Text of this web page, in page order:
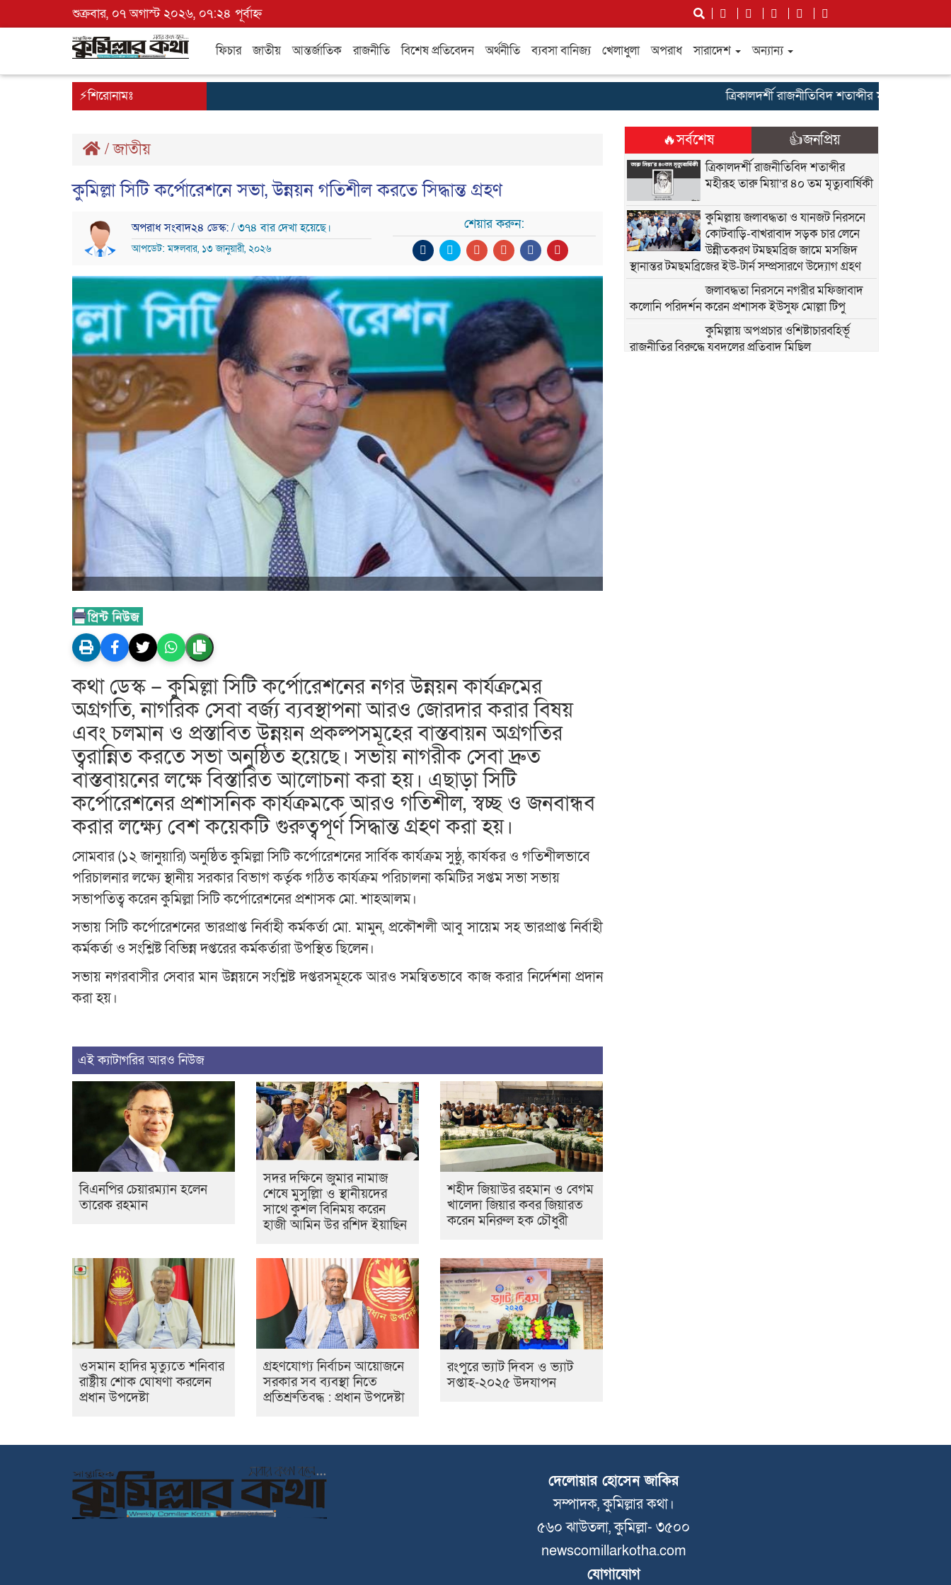
শুক্রবার, ০৭ অগাস্ট ২০২৬, ০৭:২৪ পূর্বাহ্ন
ফিচার জাতীয় আন্তর্জাতিক রাজনীতি বিশেষ প্রতিবেদন অর্থনীতি ব্যবসা বানিজ্য খেলাধুলা অপরাধ সারাদেশ অন্যান্য
⚡শিরোনামঃ ত্রিকালদর্শী রাজনীতিবিদ শতাব্দীর মহীরূহ তারু
/জাতীয়
কুমিল্লা সিটি কর্পোরেশনে সভা, উন্নয়ন গতিশীল করতে সিদ্ধান্ত গ্রহণ
অপরাধ সংবাদ২৪ ডেস্ক:/ ৩৭৪ বার দেখা হয়েছে।
আপডেট: মঙ্গলবার, ১৩ জানুয়ারী, ২০২৬
শেয়ার করুন:
কথা ডেস্ক – কুমিল্লা সিটি কর্পোরেশনের নগর উন্নয়ন কার্যক্রমের
অগ্রগতি, নাগরিক সেবা বর্জ্য ব্যবস্থাপনা আরও জোরদার করার বিষয়
এবং চলমান ও প্রস্তাবিত উন্নয়ন প্রকল্পসমূহের বাস্তবায়ন অগ্রগতির
ত্বরান্নিত করতে সভা অনুষ্ঠিত হয়েছে। সভায় নাগরীক সেবা দ্রুত
বাস্তবায়নের লক্ষে বিস্তারিত আলোচনা করা হয়। এছাড়া সিটি
কর্পোরেশনের প্রশাসনিক কার্যক্রমকে আরও গতিশীল, স্বচ্ছ ও জনবান্ধব
করার লক্ষ্যে বেশ কয়েকটি গুরুত্বপূর্ণ সিদ্ধান্ত গ্রহণ করা হয়।
সোমবার (১২ জানুয়ারি) অনুষ্ঠিত কুমিল্লা সিটি কর্পোরেশনের সার্বিক কার্যক্রম সুষ্ঠু, কার্যকর ও গতিশীলভাবে
পরিচালনার লক্ষ্যে স্থানীয় সরকার বিভাগ কর্তৃক গঠিত কার্যক্রম পরিচালনা কমিটির সপ্তম সভা সভায়
সভাপতিত্ব করেন কুমিল্লা সিটি কর্পোরেশনের প্রশাসক মো. শাহআলম।
সভায় সিটি কর্পোরেশনের ভারপ্রাপ্ত নির্বাহী কর্মকর্তা মো. মামুন, প্রকৌশলী আবু সায়েম সহ ভারপ্রাপ্ত নির্বাহী
কর্মকর্তা ও সংশ্লিষ্ট বিভিন্ন দপ্তরের কর্মকর্তারা উপস্থিত ছিলেন।
সভায় নগরবাসীর সেবার মান উন্নয়নে সংশ্লিষ্ট দপ্তরসমূহকে আরও সমন্বিতভাবে কাজ করার নির্দেশনা প্রদান
করা হয়।
এই ক্যাটাগরির আরও নিউজ
বিএনপির চেয়ারম্যান হলেন
তারেক রহমান
সদর দক্ষিনে জুমার নামাজ
শেষে মুসুল্লিা ও স্থানীয়দের
সাথে কুশল বিনিময় করেন
হাজী আমিন উর রশিদ ইয়াছিন
শহীদ জিয়াউর রহমান ও বেগম
খালেদা জিয়ার কবর জিয়ারত
করেন মনিরুল হক চৌধুরী
ওসমান হাদির মৃত্যুতে শনিবার
রাষ্ট্রীয় শোক ঘোষণা করলেন
প্রধান উপদেষ্টা
গ্রহণযোগ্য নির্বাচন আয়োজনে
সরকার সব ব্যবস্থা নিতে
প্রতিশ্রুতিবদ্ধ : প্রধান উপদেষ্টা
রংপুরে ভ্যাট দিবস ও ভ্যাট
সপ্তাহ-২০২৫ উদযাপন
🔥সর্বশেষ 👍জনপ্রিয়
ত্রিকালদর্শী রাজনীতিবিদ শতাব্দীর
মহীরূহ তারু মিয়া’র ৪০ তম মৃত্যুবার্ষিকী
কুমিল্লায় জলাবদ্ধতা ও যানজট নিরসনে
কোটবাড়ি-বাখরাবাদ সড়ক চার লেনে
উন্নীতকরণ টমছমব্রিজ জামে মসজিদ
স্থানান্তর টমছমব্রিজের ইউ-টার্ন সম্প্রসারণে উদ্যোগ গ্রহণ
জলাবদ্ধতা নিরসনে নগরীর মফিজাবাদ
কলোনি পরিদর্শন করেন প্রশাসক ইউসুফ মোল্লা টিপু
কুমিল্লায় অপপ্রচার ওশিষ্টাচারবহির্ভূ
রাজনীতির বিরুদ্ধে যুবদলের প্রতিবাদ মিছিল
দেলোয়ার হোসেন জাকির
সম্পাদক, কুমিল্লার কথা।
৫৬০ ঝাউতলা, কুমিল্লা- ৩৫০০
newscomillarkotha.com
যোগাযোগ